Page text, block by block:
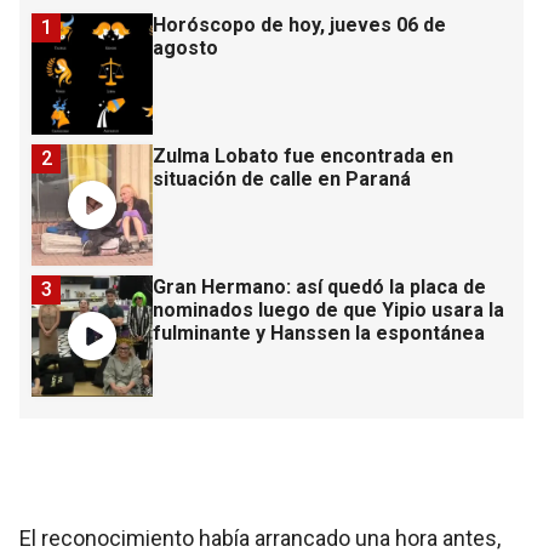
Horóscopo de hoy, jueves 06 de
agosto
1
Zulma Lobato fue encontrada en
situación de calle en Paraná
2
Gran Hermano: así quedó la placa de
nominados luego de que Yipio usara la
fulminante y Hanssen la espontánea
3
El reconocimiento había arrancado una hora antes,